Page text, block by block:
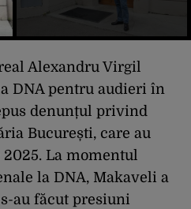
Alexandru Virgil
DNA pentru audieri în
denunțul privind
București, care au
La momentul
la DNA, Makaveli a
au făcut presiuni